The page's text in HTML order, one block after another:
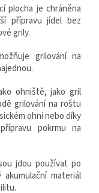
plocha je chráněna
přípravu jídel bez
grily.
grilování na
ohniště, jako gril
grilování na roštu
ohni nebo díky
pokrmu na
jdou používat po
materiál